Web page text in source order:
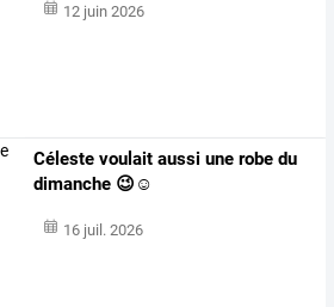
12 juin 2026
Céleste voulait aussi une robe du
dimanche 😉☺️
16 juil. 2026